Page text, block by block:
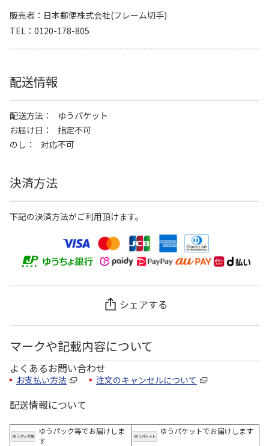
販売者
日本郵便株式会社(フレーム切手)
TEL
0120-178-805
配送情報
配送方法
ゆうパケット
お届け日
指定不可
のし
対応不可
決済方法
下記の決済方法がご利用頂けます。
シェアする
マークや記載内容について
よくあるお問い合わせ
お支払い方法 注文のキャンセルについて
配送情報について
ゆうパック等でお届けしま
す
ゆうパケットでお届けします